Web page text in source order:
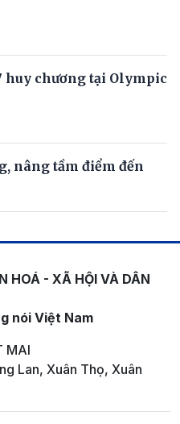
huy chương tại Olympic
nâng tầm điểm đến
HOÁ - XÃ HỘI VÀ DÂN
nói Việt Nam
MAI
Lan, Xuân Thọ, Xuân